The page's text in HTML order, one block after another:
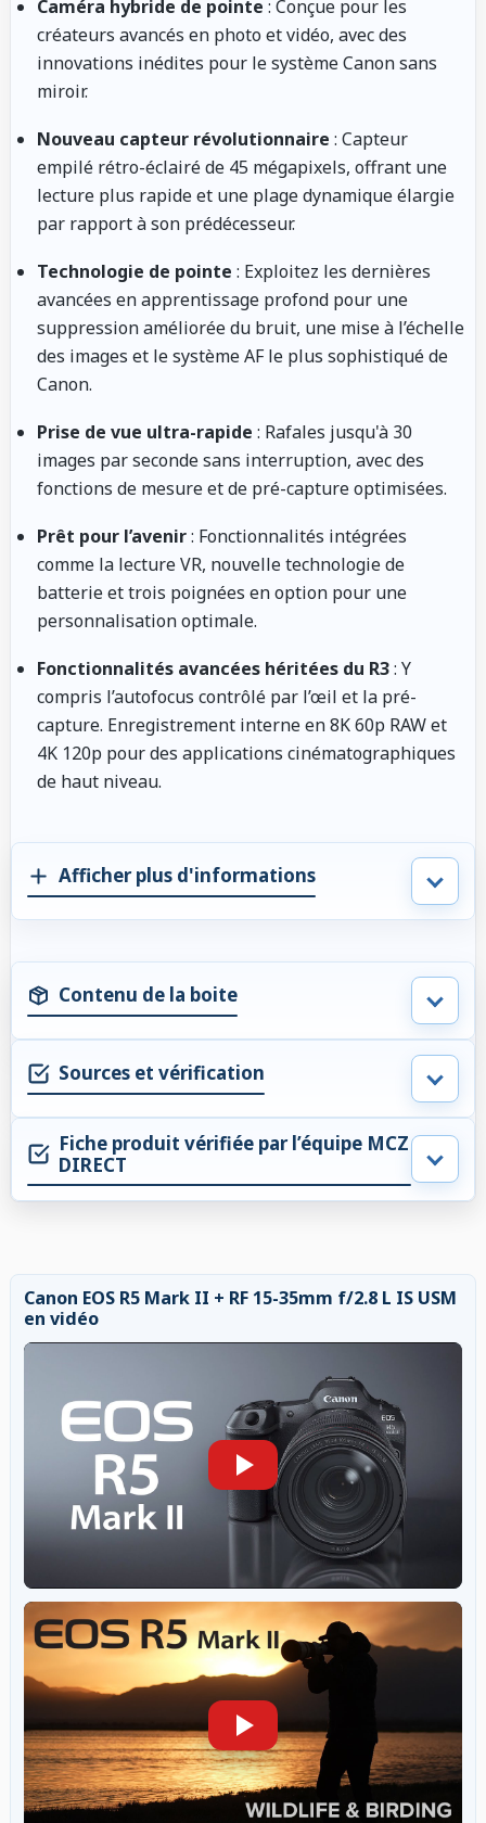
Caméra hybride de pointe : Conçue pour les
créateurs avancés en photo et vidéo, avec des
innovations inédites pour le système Canon sans
miroir.
Nouveau capteur révolutionnaire : Capteur
empilé rétro-éclairé de 45 mégapixels, offrant une
lecture plus rapide et une plage dynamique élargie
par rapport à son prédécesseur.
Technologie de pointe : Exploitez les dernières
avancées en apprentissage profond pour une
suppression améliorée du bruit, une mise à l’échelle
des images et le système AF le plus sophistiqué de
Canon.
Prise de vue ultra-rapide : Rafales jusqu'à 30
images par seconde sans interruption, avec des
fonctions de mesure et de pré-capture optimisées.
Prêt pour l’avenir: Fonctionnalités intégrées
comme la lecture VR, nouvelle technologie de
batterie et trois poignées en option pour une
personnalisation optimale.
Fonctionnalités avancées héritées du R3: Y
compris l’autofocus contrôlé par l’œil et la pré-
capture. Enregistrement interne en 8K 60p RAW et
4K 120p pour des applications cinématographiques
de haut niveau.
Afficher plus d'informations
Contenu de la boite
Sources et vérification
Fiche produit vérifiée par l’équipe MCZ
DIRECT
Canon EOS R5 Mark II + RF 15-35mm f/2.8 L IS USM
en vidéo